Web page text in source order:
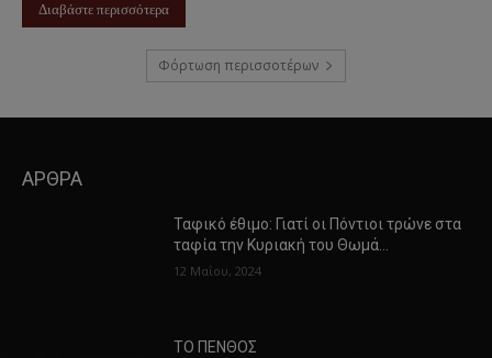
Διαβάστε περισσότερα
Φόρτωση περισσοτέρων
ΑΡΘΡΑ
Ταφικό έθιμο: Γιατί οι Πόντιοι τρώνε στα
ταφία την Κυριακή του Θωμά…
12 Μαΐου, 2024
ΤΟ ΠΕΝΘΟΣ